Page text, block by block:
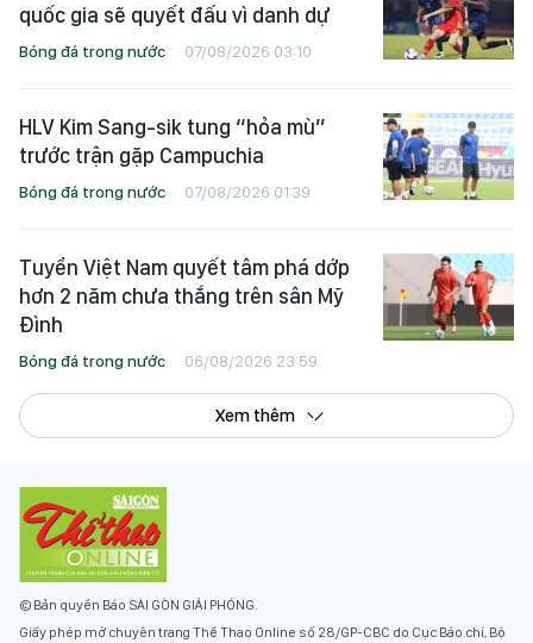
quốc gia sẽ quyết đấu vì danh dự
Bóng đá trong nước 07/08/2026 03:10
HLV Kim Sang-sik tung “hỏa mù”
trước trận gặp Campuchia
Bóng đá trong nước 07/08/2026 01:39
Tuyển Việt Nam quyết tâm phá dớp
hơn 2 năm chưa thắng trên sân Mỹ
Đình
Bóng đá trong nước 06/08/2026 23:59
Xem thêm
© Bản quyền Báo SÀI GÒN GIẢI PHÓNG.
Giấy phép mở chuyên trang Thể Thao Online số 28/GP-CBC do Cục Báo chí, Bộ